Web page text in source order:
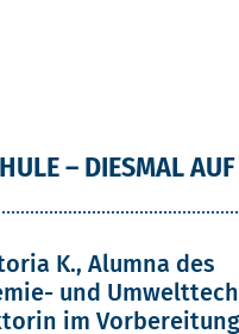
– DIESMAL
K., Alumna des
und
im